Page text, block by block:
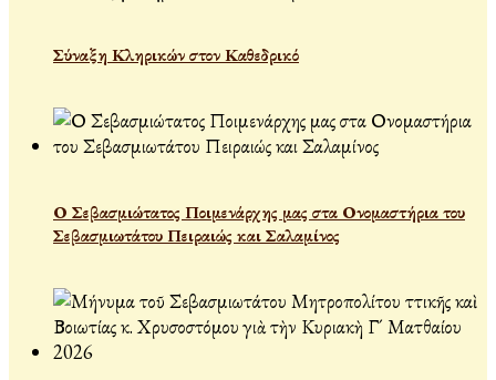
Σύναξη Κληρικών στον Καθεδρικό
Ο Σεβασμιώτατος Ποιμενάρχης μας στα Ονομαστήρια του
Σεβασμιωτάτου Πειραιώς και Σαλαμίνος